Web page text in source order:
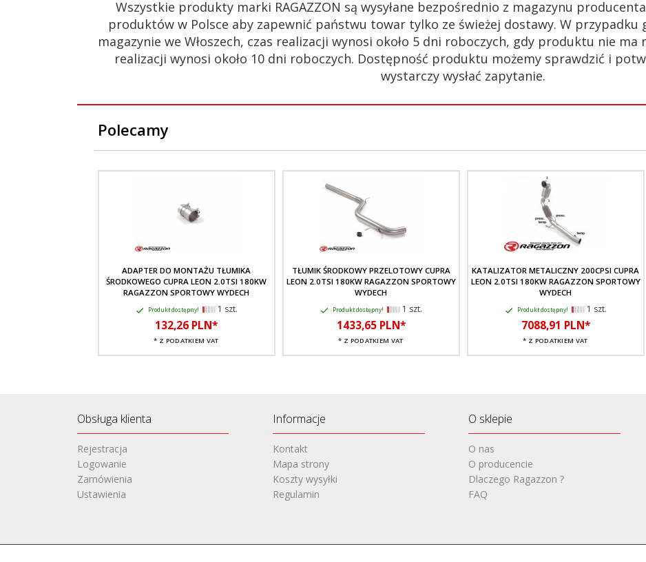
Wszystkie produkty marki RAGAZZON są wysyłane bezpośrednio z magazynu
produktów w Polsce aby zapewnić państwu towar tylko ze świeżej dostawy. W
magazynie we Włoszech, czas realizacji wynosi około 5 dni roboczych, gdy produktu nie
realizacji wynosi około 10 dni roboczych. Dostępność produktu możemy sprawdzić i
wystarczy wysłać zapytanie.
Polecamy
ADAPTER DO MONTAŻU TŁUMIKA
ŚRODKOWEGO CUPRA LEON 2.0TSI 180KW
RAGAZZON SPORTOWY WYDECH
Produkt dostępny! 1 szt.
132,26 PLN*
* Z PODATKIEM VAT
TŁUMIK ŚRODKOWY PRZELOTOWY CUPRA
LEON 2.0TSI 180KW RAGAZZON SPORTOWY
WYDECH
Produkt dostępny! 1 szt.
1433,65 PLN*
* Z PODATKIEM VAT
KATALIZATOR METALICZNY 200CPSI CUPRA
LEON 2.0TSI 180KW RAGAZZON SPORTOWY
WYDECH
Produkt dostępny! 1 szt.
7088,91 PLN*
* Z PODATKIEM VAT
Obsługa klienta
Rejestracja
Logowanie
Zamówienia
Ustawienia
Informacje
Kontakt
Mapa strony
Koszty wysyłki
Regulamin
O sklepie
O nas
O producencie
Dlaczego Ragazzon ?
FAQ